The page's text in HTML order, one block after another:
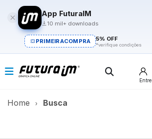
App FuturaIM
10 mil+ downloads
PRIMEIRACOMPRA 5% OFF
*verifique condições
Entre
Home Busca